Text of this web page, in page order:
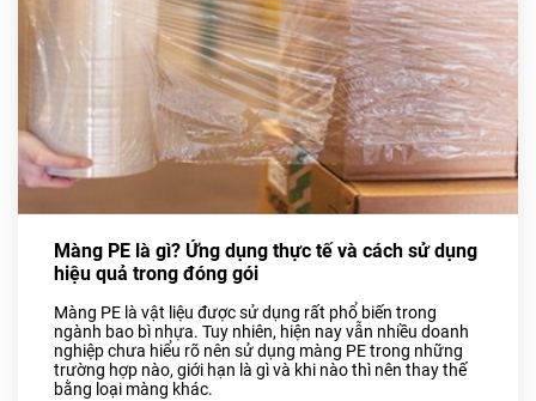
Màng PE là gì? Ứng dụng thực tế và cách sử dụng
hiệu quả trong đóng gói
Màng PE là vật liệu được sử dụng rất phổ biến trong
ngành bao bì nhựa. Tuy nhiên, hiện nay vẫn nhiều doanh
nghiệp chưa hiểu rõ nên sử dụng màng PE trong những
trường hợp nào, giới hạn là gì và khi nào thì nên thay thế
bằng loại màng khác.